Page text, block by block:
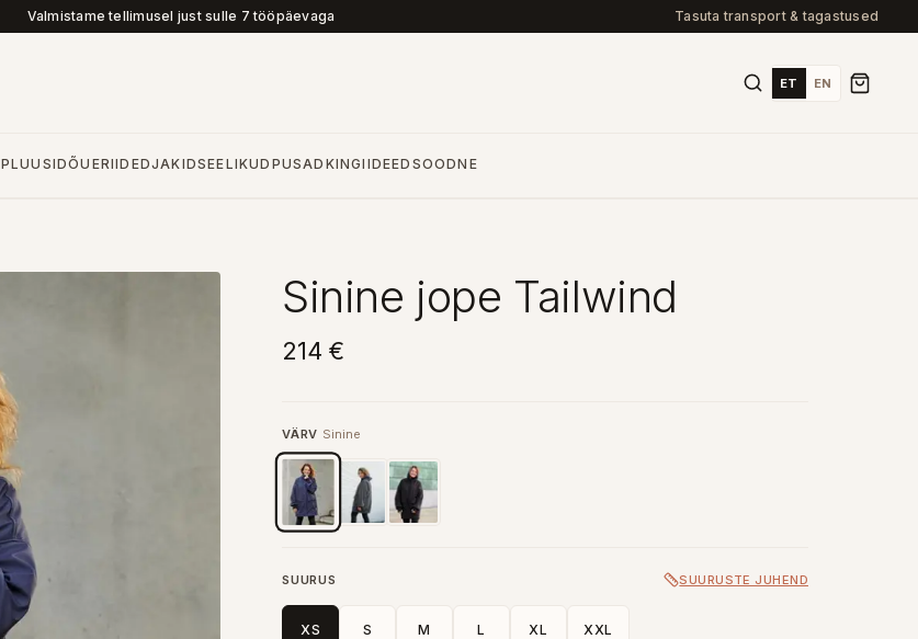
Valmistame tellimusel just sulle 7 tööpäevaga Tasuta transport & tagastused
ET EN
PLUUSIDÕUERIIDEDJAKIDSEELIKUD PUSAD KINGIIDEED SOODNE
Sinine jope Tailwind
214 €
VÄRV Sinine
SUURUS SUURUSTE JUHEND
XS S M L XL XXL